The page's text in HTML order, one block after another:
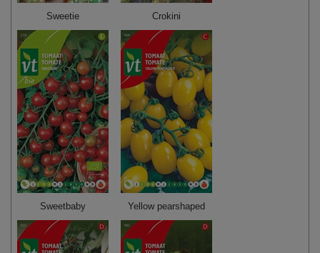
Sweetie Crokini
Sweetbaby Yellow pearshaped